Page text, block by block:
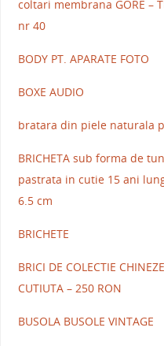
coltari membrana GORE –
nr 40
BODY PT. APARATE FOTO
BOXE AUDIO
bratara din piele naturala
BRICHETA sub forma de
pastrata in cutie 15 ani
6.5 cm
BRICHETE
BRICI DE COLECTIE
CUTIUTA – 250 RON
BUSOLA BUSOLE VINTAGE